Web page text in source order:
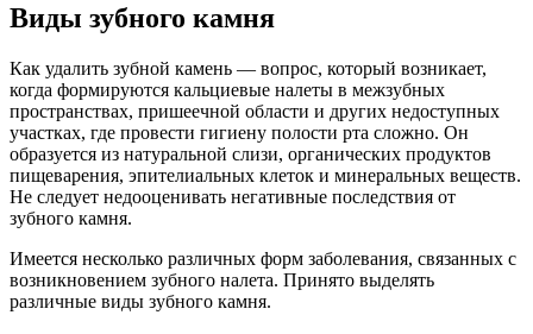
Виды зубного камня
Как удалить зубной камень — вопрос, который возникает,
когда формируются кальциевые налеты в межзубных
пространствах, пришеечной области и других недоступных
участках, где провести гигиену полости рта сложно. Он
образуется из натуральной слизи, органических продуктов
пищеварения, эпителиальных клеток и минеральных веществ.
Не следует недооценивать негативные последствия от
зубного камня.
Имеется несколько различных форм заболевания, связанных с
возникновением зубного налета. Принято выделять
различные виды зубного камня.